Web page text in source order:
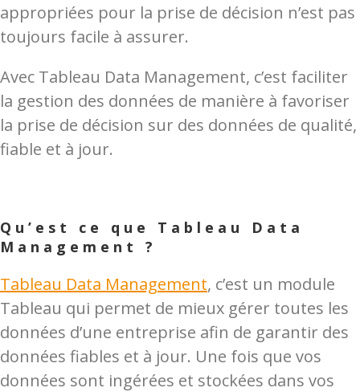
appropriées pour la prise de décision n’est pas
toujours facile à assurer.
Avec Tableau Data Management, c’est faciliter
la gestion des données de manière à favoriser
la prise de décision sur des données de qualité,
fiable et à jour.
Qu’est ce que Tableau Data
Management ?
Tableau Data Management, c’est un module
Tableau qui permet de mieux gérer toutes les
données d’une entreprise afin de garantir des
données fiables et à jour. Une fois que vos
données sont ingérées et stockées dans vos